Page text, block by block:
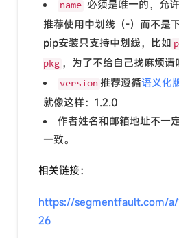
name 必须是唯一的，允
推荐使用中划线（-）而不是
pip安装只支持中划线，比如
pkg ，为了不给自己找麻烦请
version 推荐遵循语义化
就像这样：1.2.0
作者姓名和邮箱地址不一
一致。
相关链接：
https://segmentfault.com/
26